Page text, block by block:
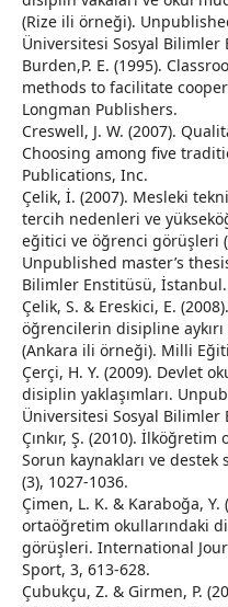
(Rize ili örneği).
Üniversitesi Sosyal Bilimler
Burden,P. E. (1995).
methods to facilitate
Longman Publishers.
Creswell, J. W. (2007).
Choosing among five
Publications, Inc.
Çelik, İ. (2007). Mesleki
tercih nedenleri ve
eğitici ve öğrenci görüşleri
Unpublished master’s
Bilimler Enstitüsü, İstanbul.
Çelik, S. & Ereskici, E.
öğrencilerin disipline
(Ankara ili örneği). Milli
Çerçi, H. Y. (2009). Devlet
disiplin yaklaşımları.
Üniversitesi Sosyal
Çınkır, Ş. (2010).
Sorun kaynakları ve
(3), 1027-1036.
Çimen, L. K. & Karaboğa,
ortaöğretim okullarındaki
görüşleri. International
Sport, 3, 613-628.
Çubukçu, Z. & Girmen, P.